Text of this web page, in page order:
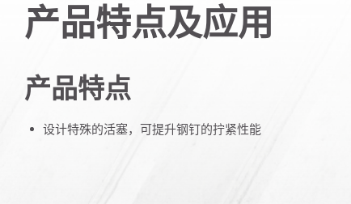
产品特点及应用
产品特点
设计特殊的活塞，可提升钢钉的拧紧性能